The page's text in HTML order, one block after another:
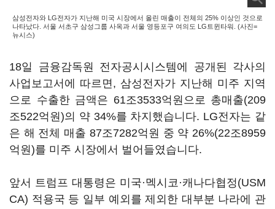
삼성전자와 LG전자가 지난해 미국 시장에서 올린 매출이 전체의 25% 이상인 것으로
나타났다. 서울 서초구 삼성그룹 사옥과 서울 영등포구 여의도 LG트윈타워. (사진=
뉴시스)
18일 금융감독원 전자공시시스템에 공개된 각사의
사업보고서에 따르면, 삼성전자가 지난해 미주 지역
으로 수출한 금액은 61조3533억원으로 총매출(209
조522억원)의 약 34%를 차지했습니다. LG전자는 같
은 해 전체 매출 87조7282억원 중 약 26%(22조8959
억원)를 미주 시장에서 벌어들였습니다.
앞서 트럼프 대통령은 미국·멕시코·캐나다협정(USM
CA) 적용국 등 일부 예외를 제외한 대부분 나라에 관